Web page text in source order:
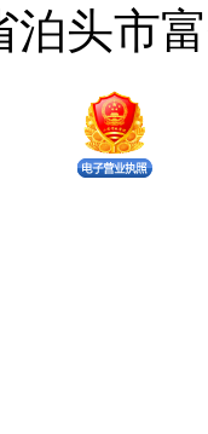
泊头市